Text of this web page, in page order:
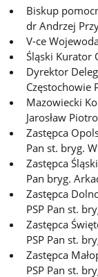
Biskup
dr Andrzej
V-ce
Śląski Kurator
Dyrektor
Częstochowie
Mazowiecki
Jarosław
Zastępca
Pan st. bryg.
Zastępca
Pan bryg.
Zastępca
PSP Pan st.
Zastępca
PSP Pan st.
Zastępca
PSP Pan st.